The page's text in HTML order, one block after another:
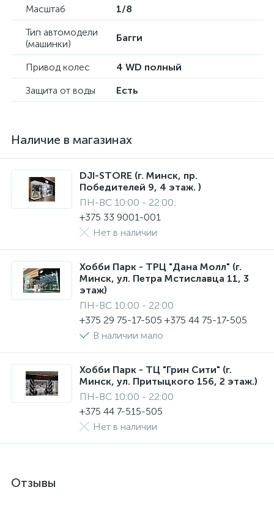
Масштаб
1/8
Тип автомодели
(машинки)
Багги
Привод колес
4 WD полный
Защита от воды
Есть
Наличие в магазинах
DJI-STORE (г. Минск, пр.
Победителей 9, 4 этаж. )
ПН-ВС 10:00 - 22:00;
+375 33 9001-001
Нет в наличии
Хобби Парк - ТРЦ "Дана Молл" (г.
Минск, ул. Петра Мстиславца 11, 3
этаж)
ПН-ВС 10:00 - 22:00
+375 29 75-17-505 +375 44 75-17-505
В наличии мало
Хобби Парк - ТЦ "Грин Сити" (г.
Минск, ул. Притыцкого 156, 2 этаж.)
ПН-ВС 10:00 - 22:00
+375 44 7-515-505
Нет в наличии
Отзывы